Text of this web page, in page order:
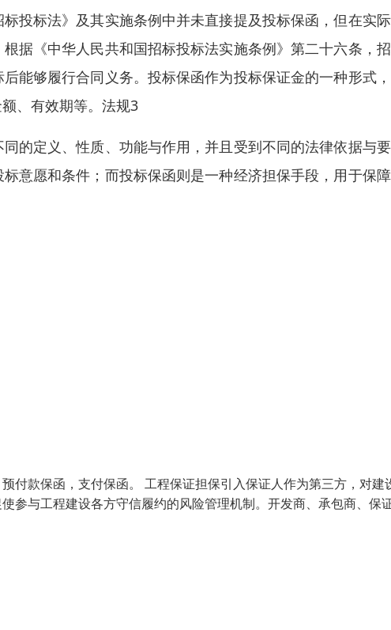
投标法》及其实施条例中并未直接提及投标保函，但在实
据《中华人民共和国招标投标法实施条例》第二十六条，
能够履行合同义务。投标保函作为投标保证金的一种形式
、有效期等。法规3
的定义、性质、功能与作用，并且受到不同的法律依据与
意愿和条件；而投标保函则是一种经济担保手段，用于保
付款保函，支付保函。 工程保证担保引入保证人作为第三方，对建
参与工程建设各方守信履约的风险管理机制。开发商、承包商、保